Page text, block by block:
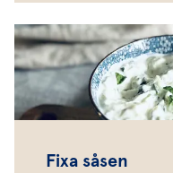
Fixa såsen